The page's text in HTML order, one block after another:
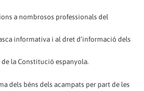
a nombrosos professionals del
informativa i al dret d’informació dels
la Constitució espanyola.
dels béns dels acampats per part de les